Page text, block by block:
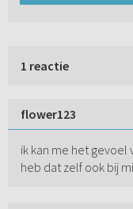
1 reactie
flower123
ik kan me het
heb dat zelf ook bij